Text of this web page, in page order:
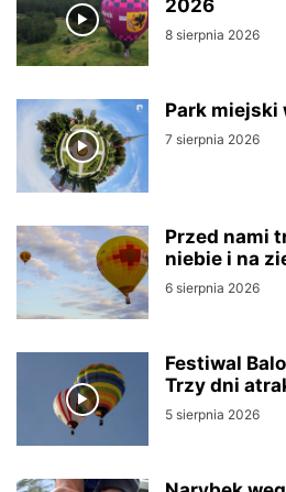
2026
8 sierpnia 2026
Park miejski
7 sierpnia 2026
Przed nami
niebie i na
6 sierpnia 2026
Festiwal
Trzy dni
5 sierpnia 2026